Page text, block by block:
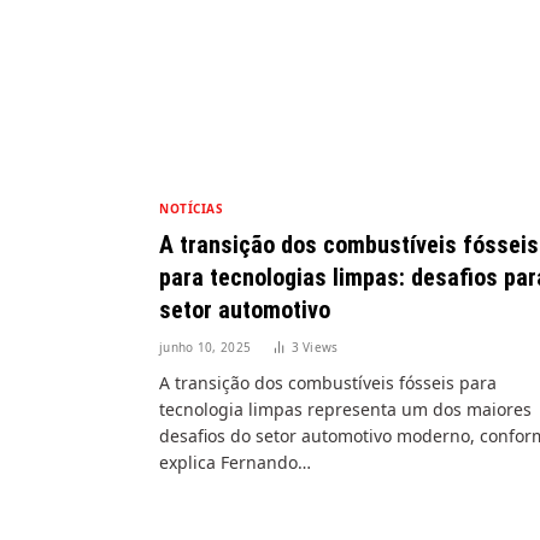
NOTÍCIAS
A transição dos combustíveis fósseis
para tecnologias limpas: desafios
setor automotivo
junho 10, 2025 3Views
A transição dos combustíveis fósseis para
tecnologia limpas representa um dos maiores
desafios do setor automotivo moderno,
explica Fernando…